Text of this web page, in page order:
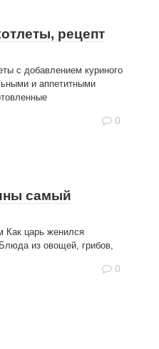
рецепт
с добавлением куриного
и аппетитными
0
самый
Как царь женился
из овощей, грибов,
0